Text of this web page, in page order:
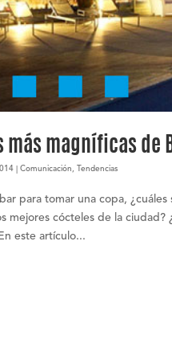
más magníficas de
|Comunicación Tendencias
para tomar una copa,
mejores cócteles de la
este artículo...